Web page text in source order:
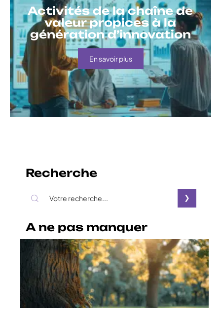
Activités de la chaîne de
valeur propices à la
génération d’innovation
En savoir plus
Recherche
A ne pas manquer